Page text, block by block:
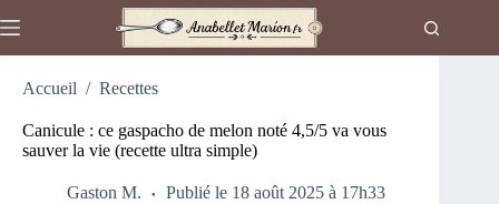
au
Accueil / Recettes
Canicule : ce gaspacho de melon noté 4,5/5 va vous
sauver la vie (recette ultra simple)
Gaston M. Publié le 18 août 2025 à 17h33